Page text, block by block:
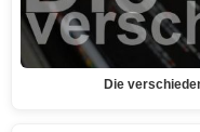
Die